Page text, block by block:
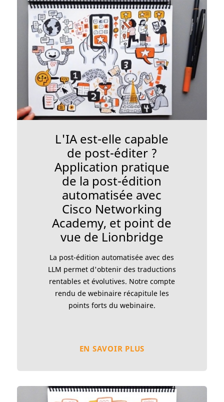
L'IA est-elle capable
de post-éditer ?
Application pratique
de la post-édition
automatisée avec
Cisco Networking
Academy, et point de
vue de Lionbridge
La post-édition automatisée avec des
LLM permet d'obtenir des traductions
rentables et évolutives. Notre compte
rendu de webinaire récapitule les
points forts du webinaire.
EN SAVOIR PLUS